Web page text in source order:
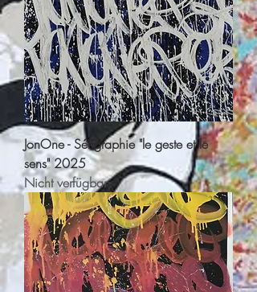
JonOne - Sérigraphie "le geste et le
sens" 2025
Nicht verfügbar